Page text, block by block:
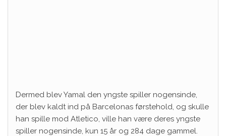
Dermed blev Yamal den yngste spiller nogensinde,
der blev kaldt ind på Barcelonas førstehold, og skulle
han spille mod Atletico, ville han være deres yngste
spiller nogensinde, kun 15 år og 284 dage gammel.